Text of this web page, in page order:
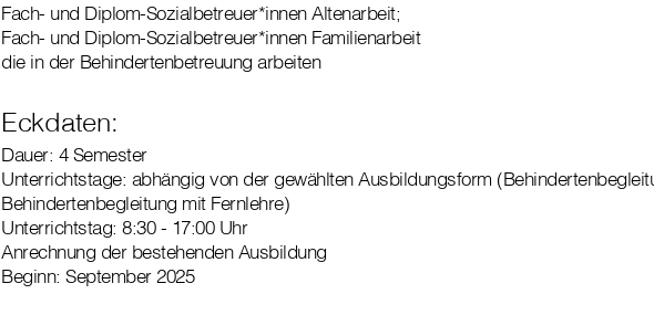
Fach- und Diplom-Sozialbetreuer*innen Altenarbeit;
Fach- und Diplom-Sozialbetreuer*innen Familienarbeit
die in der Behindertenbetreuung arbeiten
Eckdaten:
Dauer: 4 Semester
Unterrichtstage: abhängig von der gewählten Ausbildungsform
Behindertenbegleitung mit Fernlehre)
Unterrichtstag: 8:30 - 17:00 Uhr
Anrechnung der bestehenden Ausbildung
Beginn: September 2025